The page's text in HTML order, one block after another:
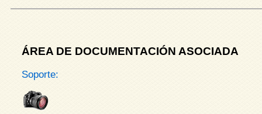
ÁREA DE DOCUMENTACIÓN ASOCIADA
Soporte: